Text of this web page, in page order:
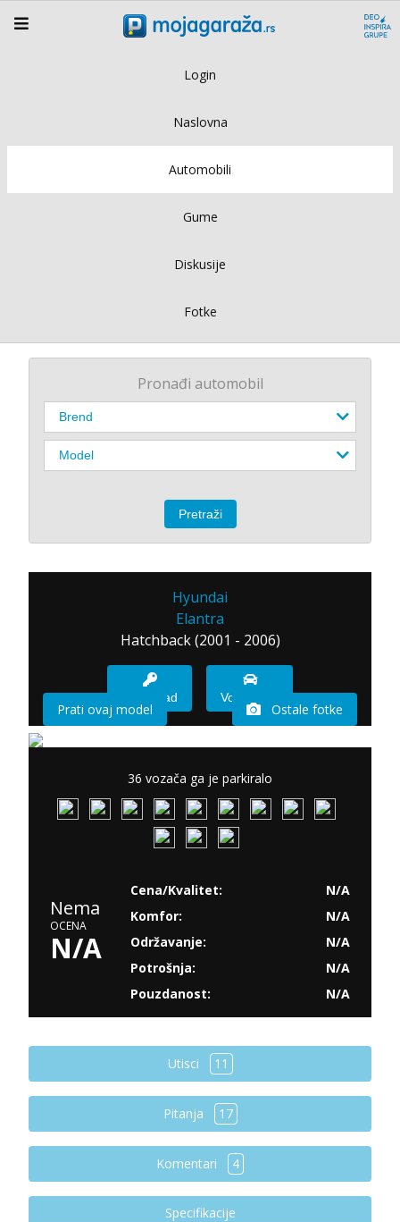
Login
Naslovna
Automobili
Gume
Diskusije
Fotke
Pronađi automobil
Hyundai
Elantra
Hatchback (2001 - 2006)
Imam sad Vozio sam
Prati ovaj model Ostale fotke
36 vozača ga je parkiralo
Nema
OCENA
N/A
Cena/Kvalitet:
N/A
Komfor:
N/A
Održavanje:
N/A
Potrošnja:
N/A
Pouzdanost:
N/A
Utisci 11
Pitanja 17
Komentari 4
Specifikacije